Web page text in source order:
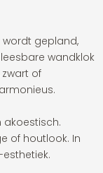
wordt gepland,
wandklok
of
akoestisch.
of houtlook. In